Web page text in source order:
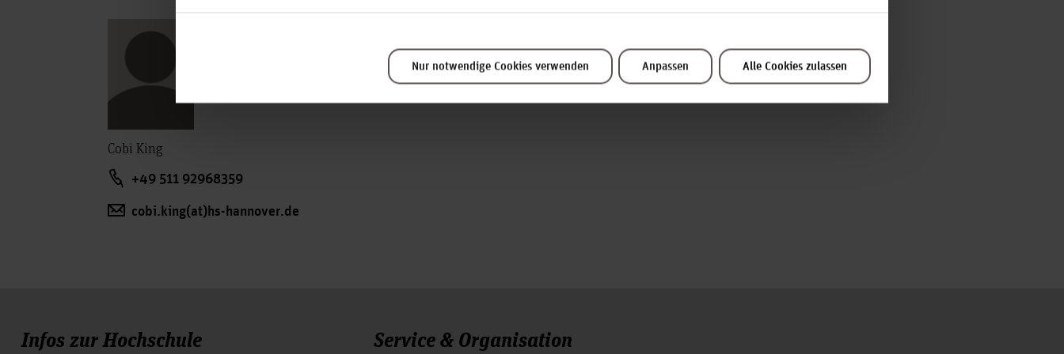
Nur notwendige Cookies verwenden Anpassen Alle Cookies zulassen
Vergangene Veranstaltungen:
Dienstag, 22. August 2023 in der Zeit von 17:00 - 18:00 Uhr.
praktischen Beispielen beantwortet und die verschiedenen Anwendungsbereiche von Storytelling werden beleuchtet. Dabei liegt der Fokus auf
Referat, Pitch und Bewerbung und es werden praktische Ansätze für den Einsatz für Storytelling gegeben, die direkt ausprobiert werden können.
Im Anschluss gibt es die Möglichkeit zum Austausch und Networking.
Cobi King
+49 511 92968359
cobi.king(at)hs-hannover.de
Infos zur Hochschule Service & Organisation